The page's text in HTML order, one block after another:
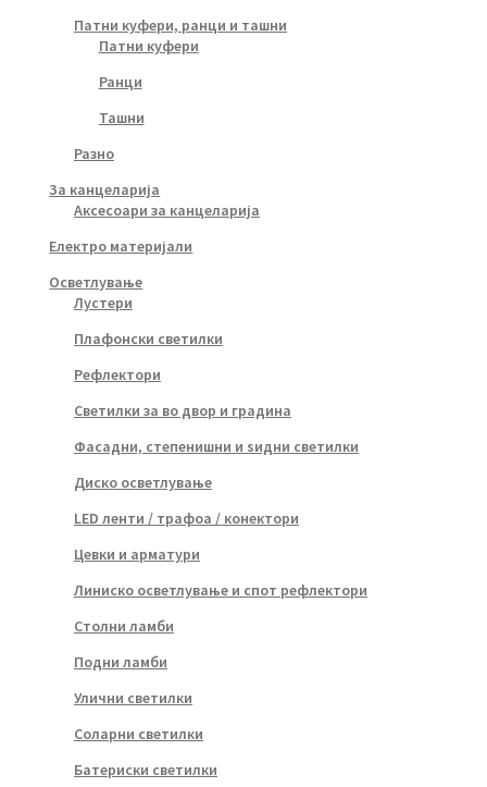
Патни куфери, ранци и ташни
Патни куфери
Ранци
Ташни
Разно
За канцеларија
Аксесоари за канцеларија
Електро материјали
Осветлување
Лустери
Плафонски светилки
Рефлектори
Светилки за во двор и градина
Фасадни, степенишни и ѕидни светилки
Диско осветлување
LED ленти / трафоа / конектори
Цевки и арматури
Линиско осветлување и спот рефлектори
Столни ламби
Подни ламби
Улични светилки
Соларни светилки
Батериски светилки